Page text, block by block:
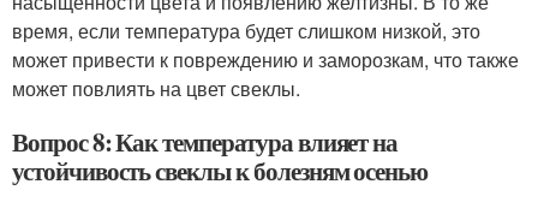
время, если температура будет слишком низкой, это
может привести к повреждению и заморозкам, что также
может повлиять на цвет свеклы.
Вопрос 8: Как температура влияет на
устойчивость свеклы к болезням осенью